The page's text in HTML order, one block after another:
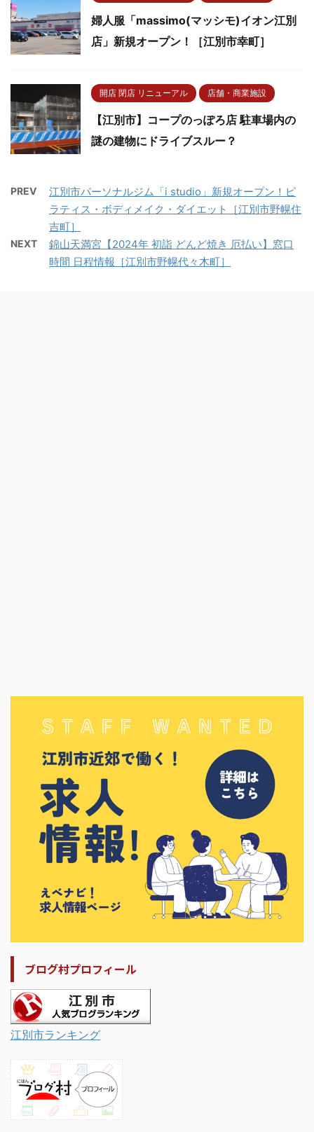
婦人服「massimo(マッシモ)イオン江別
店」新規オープン！［江別市幸町］
開店 閉店 リニューアル 店舗・商業施設
【江別市】コープのっぽろ店 駐車場内の
謎の建物にドライブスルー？
PREV
江別市パーソナルジム「i studio」新規オープン！ピ
ラティス・ボディメイク・ダイエット［江別市野幌住
吉町］
NEXT
錦山天満宮【2024年 初詣 どんど焼き 厄払い】窓口
時間 日程情報［江別市野幌代々木町］
ブログ村プロフィール
江別市ランキング